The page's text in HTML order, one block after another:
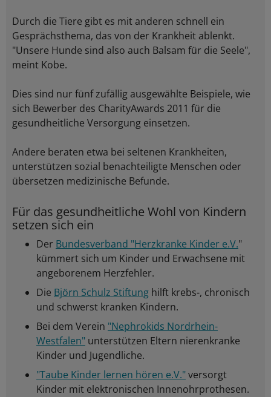
Durch die Tiere gibt es mit anderen schnell ein
Gesprächsthema, das von der Krankheit ablenkt.
"Unsere Hunde sind also auch Balsam für die Seele",
meint Kobe.
Dies sind nur fünf zufällig ausgewählte Beispiele, wie
sich Bewerber des CharityAwards 2011 für die
gesundheitliche Versorgung einsetzen.
Andere beraten etwa bei seltenen Krankheiten,
unterstützen sozial benachteiligte Menschen oder
übersetzen medizinische Befunde.
Für das gesundheitliche Wohl von Kindern
setzen sich ein
Der Bundesverband "Herzkranke Kinder e.V."
kümmert sich um Kinder und Erwachsene mit
angeborenem Herzfehler.
Die Björn Schulz Stiftung hilft krebs-, chronisch
und schwerst kranken Kindern.
Bei dem Verein "Nephrokids Nordrhein-
Westfalen" unterstützen Eltern nierenkranke
Kinder und Jugendliche.
"Taube Kinder lernen hören e.V."versorgt
Kinder mit elektronischen Innenohrprothesen.